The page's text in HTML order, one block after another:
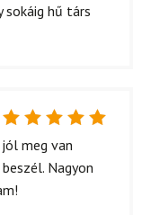
sokáig hű társ
Értékelés:
5
/ 5
meg van
Nagyon